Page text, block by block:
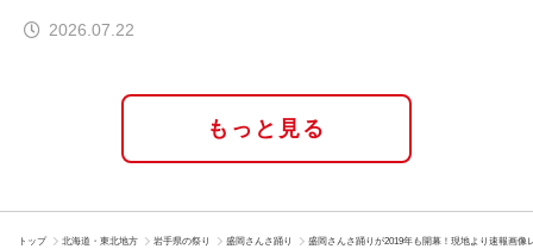
2026.07.22
もっと見る
トップ 北海道・東北地方 岩手県の祭り 盛岡さんさ踊り 盛岡さんさ踊りが2019年も開幕！現地より速報画像